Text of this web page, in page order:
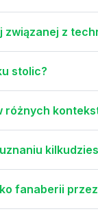
z
stolic?
różnych
fanaberii